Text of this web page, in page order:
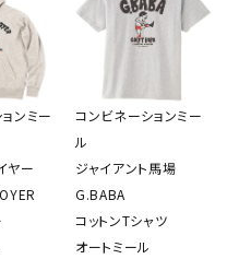
ンミー
ヤー
コンビネーションミー
ル
ジャイアント馬場
G.BABA
コットンTシャツ
オートミール